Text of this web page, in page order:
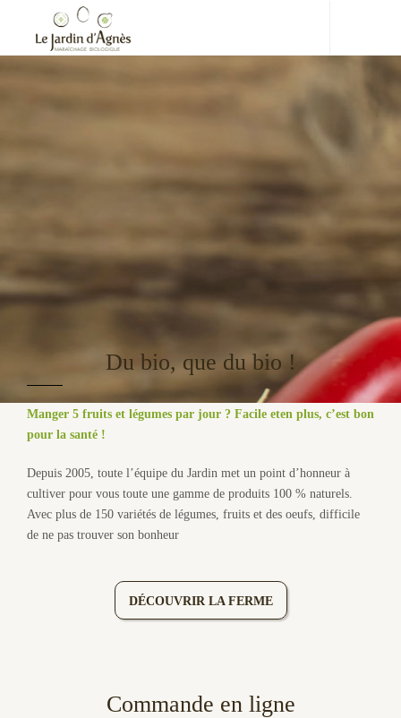
Du bio, que du bio !
Manger 5 fruits et légumes par jour ? Facile eten plus, c’est bon
pour la santé !
Depuis 2005, toute l’équipe du Jardin met un point d’honneur à
cultiver pour vous toute une gamme de produits 100 % naturels.
Avec plus de 150 variétés de légumes, fruits et des oeufs, difficile
de ne pas trouver son bonheur
DÉCOUVRIR LA FERME
Commande en ligne